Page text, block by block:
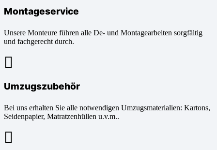
Montageservice
Unsere Monteure führen alle De- und Montagearbeiten sorgfältig
und fachgerecht durch.
Umzugszubehör
Bei uns erhalten Sie alle notwendigen Umzugsmaterialien: Kartons,
Seidenpapier, Matratzenhüllen u.v.m..